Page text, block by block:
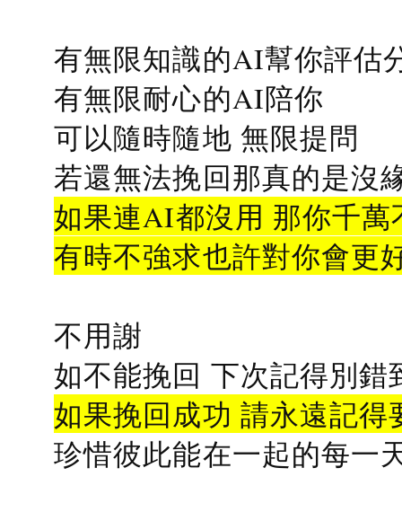
有無限知識的AI幫你評估
有無限耐心的AI陪你
可以隨時隨地 無限提問
若還無法挽回那真的是沒
如果連AI都沒用 那你千
有時不強求也許對你會更
不用謝
如不能挽回 下次記得別錯
如果挽回成功 請永遠記得
珍惜彼此能在一起的每一